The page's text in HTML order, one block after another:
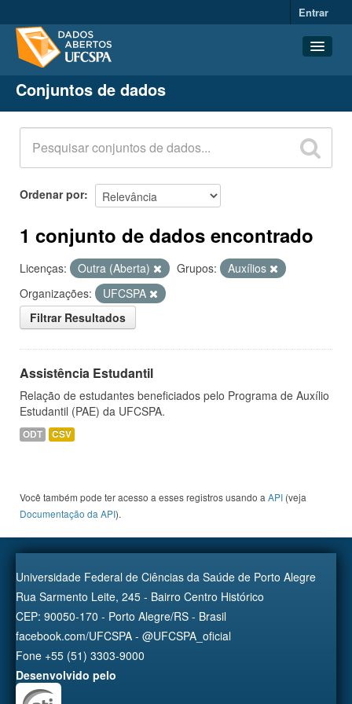
Entrar
Conjuntos de dados
Organizações
Grupos
Sobre
Conjuntos de dados
Ordenar por
1 conjunto de dados encontrado
Licenças: Outra (Aberta) Grupos:
Auxílios
Organizações:
UFCSPA
Filtrar Resultados
Assistência Estudantil
Relação de estudantes beneficiados pelo Programa de Auxílio
Estudantil (PAE) da UFCSPA.
ODT CSV
Você também pode ter acesso a esses registros usando a API (veja
Documentação da API).
Universidade Federal de Ciências da Saúde de Porto Alegre
Rua Sarmento Leite, 245 - Bairro Centro Histórico
CEP: 90050-170 - Porto Alegre/RS - Brasil
facebook.com/UFCSPA - @UFCSPA_oficial
Fone +55 (51) 3303-9000
Desenvolvido pelo